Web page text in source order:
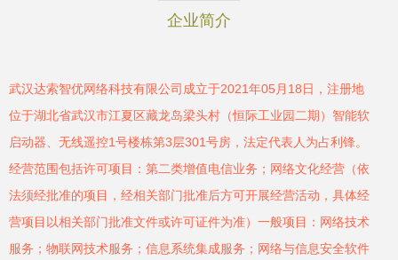
企业简介
武汉达索智优网络科技有限公司成立于2021年05月18日，注册地
位于湖北省武汉市江夏区藏龙岛梁头村（恒际工业园二期）智能软
启动器、无线遥控1号楼栋第3层301号房，法定代表人为占利锋。
经营范围包括许可项目：第二类增值电信业务；网络文化经营（依
法须经批准的项目，经相关部门批准后方可开展经营活动，具体经
营项目以相关部门批准文件或许可证件为准）一般项目：网络技术
服务；物联网技术服务；信息系统集成服务；网络与信息安全软件